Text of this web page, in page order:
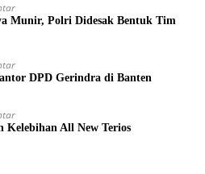
Munir, Polri Didesak Bentuk Tim
DPD Gerindra di Banten
Kelebihan All New Terios